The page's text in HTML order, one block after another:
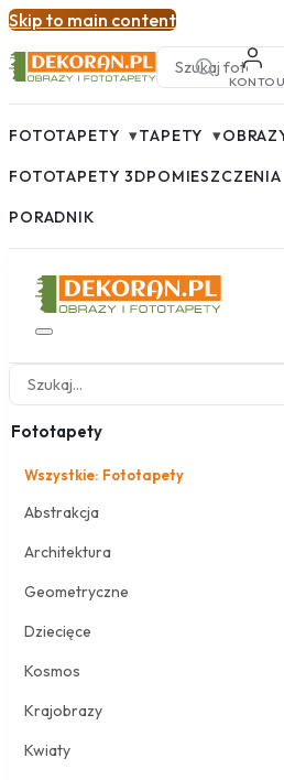
Skip to main content
KONTO
FOTOTAPETY ▾TAPETY ▾
FOTOTAPETY 3DPOMIESZCZENIA
PORADNIK
Fototapety
Wszystkie: Fototapety
Abstrakcja
Architektura
Geometryczne
Dziecięce
Kosmos
Krajobrazy
Kwiaty